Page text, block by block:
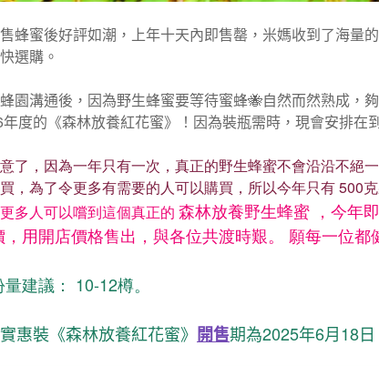
蜂蜜後好評如潮，上年十天內即售罄，米媽收到了海量
選購。
園溝通後，因為野生蜂蜜要等待蜜蜂🐝自然而然熟成，
度的《森林放養紅花蜜》！因為裝瓶需時，現會安排在
了，因為一年只有一次，真正的野生蜂蜜不會沿沿不絕
，為了令更多有需要的人可以購買，所以今年只有 500克
多人可以嚐到這個真正的 森林放養野生蜂蜜 ，今年
用開店價格售出，與各位共渡時艱。 願每一位都
建議： 10-12樽。
惠裝《森林放養紅花蜜》 開售期為2025年6月18日